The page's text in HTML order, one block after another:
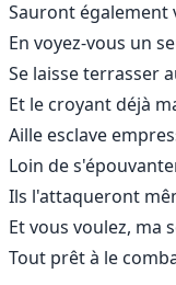
Sauront également
En voyez-vous un
Se laisse terrasser
Et le croyant déjà
Aille esclave
Loin de
Ils l'attaqueront
Et vous voulez, ma
Tout prêt à le